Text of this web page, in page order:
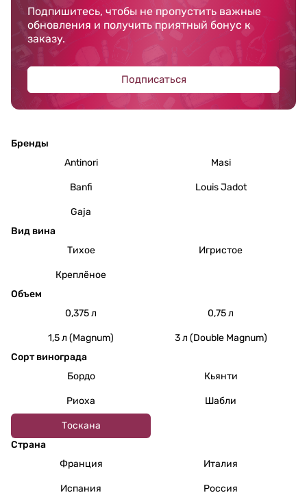
Подпишитесь, чтобы не пропустить важные
обновления и получить приятный бонус к
заказу.
Подписаться
Бренды
Antinori
Masi
Banfi Louis Jadot
Gaja
Вид вина
Тихое
Игристое
Креплёное
Объем
0,375 л
0,75 л
1,5 л (Magnum)
3 л (Double Magnum)
Сорт винограда
Бордо
Кьянти
Риоха Шабли
Тоскана
Страна
Франция
Италия
Испания Россия